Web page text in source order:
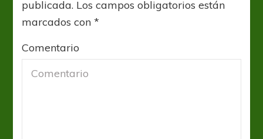
publicada. Los campos obligatorios están
marcados con*
Comentario